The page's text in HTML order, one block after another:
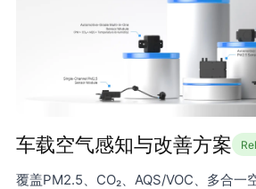
车载空气感知与改善方案
覆盖PM2.5、CO₂、AQS/VOC、多合一